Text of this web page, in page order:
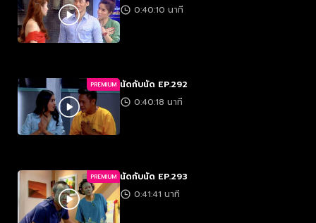
0:40:10 นาที
PREMIUM นัดกับนัด EP.292
0:40:18 นาที
PREMIUM นัดกับนัด EP.293
0:41:41 นาที